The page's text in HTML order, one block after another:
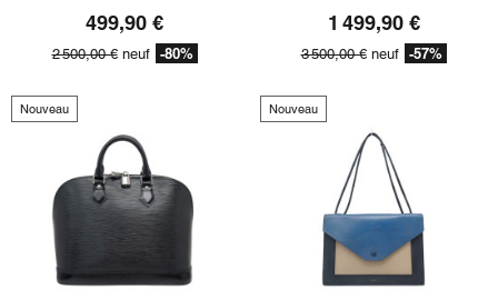
499,90 €
2 500,00 €neuf -80%
1 499,90 €
3 500,00 €neuf -57%
Nouveau Nouveau